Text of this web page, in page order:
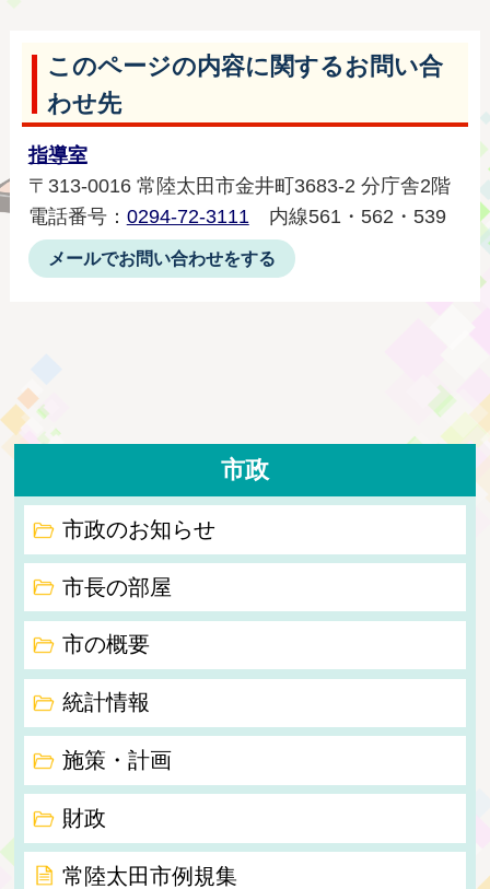
このページの内容に関するお問い合
わせ先
指導室
〒313-0016 常陸太田市金井町3683-2 分庁舎2階
電話番号： 0294-72-3111 内線561・562・539
メールでお問い合わせをする
市政
市政のお知らせ
市長の部屋
市の概要
統計情報
施策・計画
財政
常陸太田市例規集